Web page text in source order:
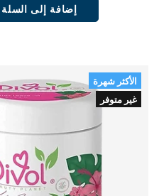
إضافة إلى السلة
الأكثر شهرة
غير متوفر